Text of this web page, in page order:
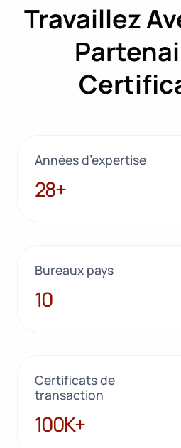
Travaillez
Années d’expertise
28+
28+
Bureaux pays
10
10
Certificats de
transaction
100K+
100K+